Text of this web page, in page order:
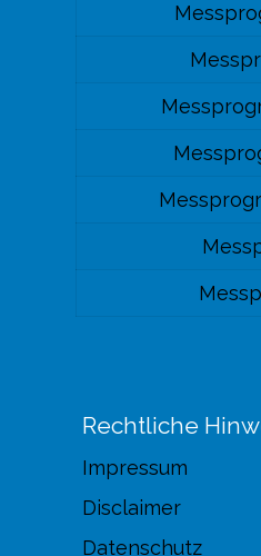
Rechtliche
Impressum
Disclaimer
Datenschutz